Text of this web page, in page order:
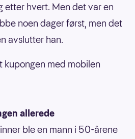
etter hvert. Men det var en
noen dager først, men det
avslutter han.
kupongen med mobilen
allerede
ble en mann i 50-årene